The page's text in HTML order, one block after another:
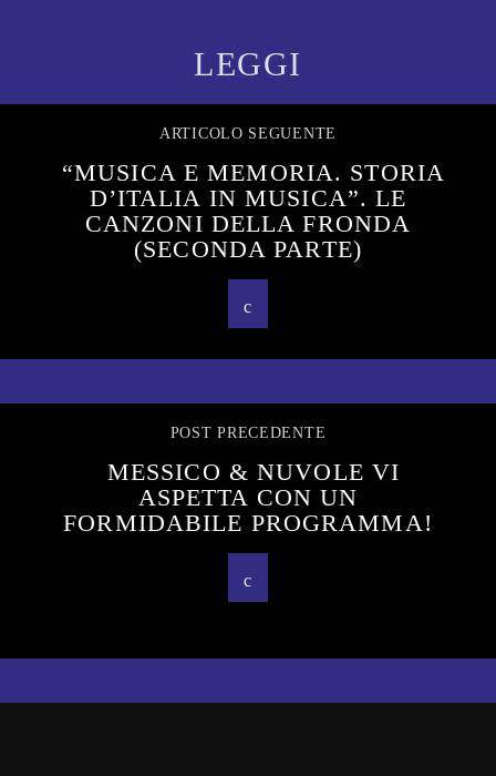
LEGGI
ARTICOLO SEGUENTE
“MUSICA E MEMORIA. STORIA
D’ITALIA IN MUSICA”. LE
CANZONI DELLA FRONDA
(SECONDA PARTE)
POST PRECEDENTE
MESSICO & NUVOLE VI
ASPETTA CON UN
FORMIDABILE PROGRAMMA!